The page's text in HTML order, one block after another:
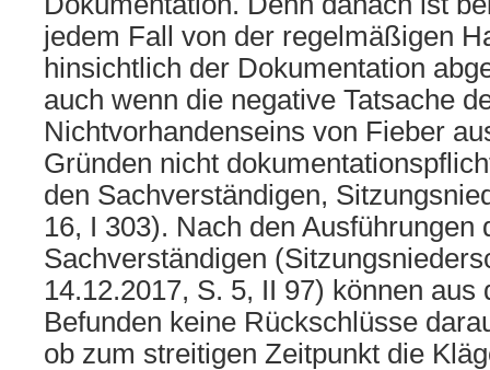
jedem Fall von der regelmäßigen
hinsichtlich der Dokumentation
auch wenn die negative Tatsache
Nichtvorhandenseins von Fieber
Gründen nicht
den Sachverständigen,
16, I 303). Nach den Ausführungen
Sachverständigen
14.12.2017, S. 5, II 97) können aus
Befunden keine Rückschlüsse
ob zum streitigen Zeitpunkt die